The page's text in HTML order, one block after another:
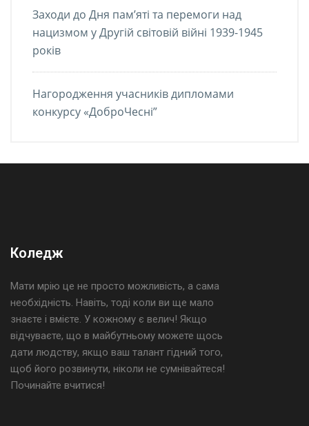
Заходи до Дня пам’яті та перемоги над
нацизмом у Другій світовій війні 1939-1945
років
Нагородження учасників дипломами
конкурсу «ДоброЧесні”
Коледж
Мати мрію це не просто можливість, а сама
необхідність. Навіть, тоді коли ви ще мало
знаєте і вмієте. У кожному є велич! Якщо
відчуваєте, що в майбутньому можете щось
дати людству, якщо ваш талант гідний того,
щоб його розвинути, ніколи не сумнівайтеся!
Починайте вчитися!